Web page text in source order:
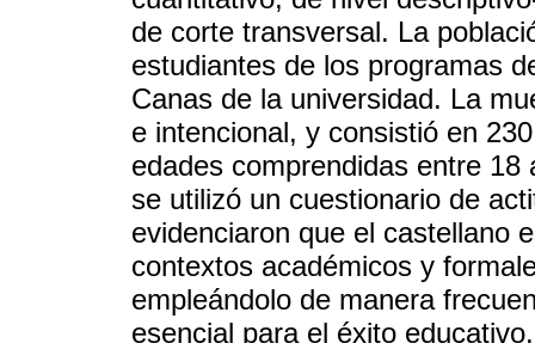
de corte transversal. La
estudiantes de los programas
Canas de la universidad. La
e intencional, y consistió en
edades comprendidas entre
se utilizó un cuestionario de
evidenciaron que el castellano
contextos académicos y
empleándolo de manera
esencial para el éxito